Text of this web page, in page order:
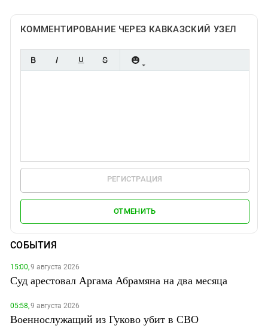
КОММЕНТИРОВАНИЕ ЧЕРЕЗ КАВКАЗСКИЙ УЗЕЛ
РЕГИСТРАЦИЯ
ОТМЕНИТЬ
СОБЫТИЯ
15:00,9 августа 2026
Суд арестовал Аргама Абрамяна на два месяца
05:58,9 августа 2026
Военнослужащий из Гуково убит в СВО